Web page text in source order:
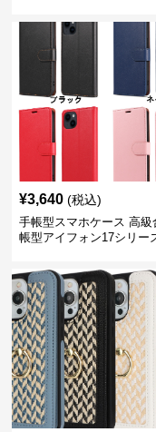
¥3,640 (税込)
手帳型スマホケース 高級
帳型アイフォン17シリー